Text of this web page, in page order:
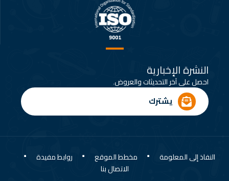
النشرة الإخبارية
احصل على آخر التحديثات والعروض.
يشترك
النفاذ إلى المعلومة مخطط الموقع
روابط مفيدة
الاتصال بنا